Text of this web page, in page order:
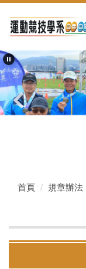
到
主
要
內
容
區
首頁 規章辦法